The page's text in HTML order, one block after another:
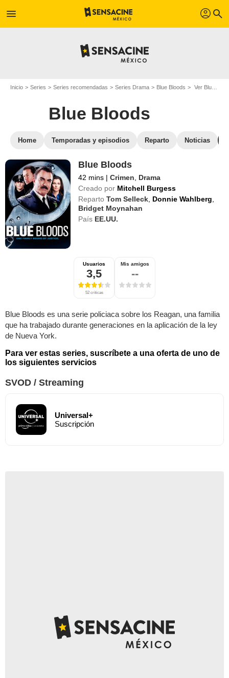
menu profil search
Inicio Series Series recomendadas Series Drama Blue Bloods Ver Blue Bloods en streaming
Blue Bloods
Home Temporadas y episodios Reparto Noticias
Blue Bloods
42 mins | Crimen
Drama
Creado por Mitchell Burgess
Reparto Tom Selleck Donnie Wahlberg
Bridget Moynahan
País EE.UU.
Usuarios
3,5
52 críticas
Mis amigos
--
Blue Bloods es una serie policiaca sobre los Reagan, una familia
que ha trabajado durante generaciones en la aplicación de la ley
de Nueva York.
Para ver estas series, suscríbete a una oferta de uno de
los siguientes servicios
SVOD / Streaming
Universal+
Suscripción